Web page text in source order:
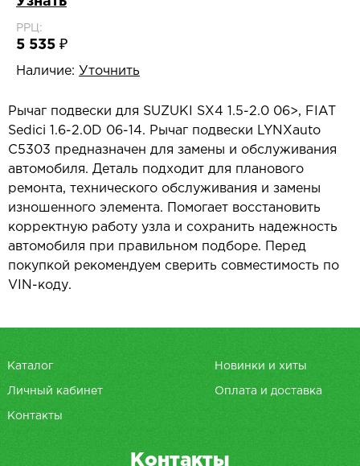
РРЦ:
5 535 ₽
Наличие: Уточнить
Рычаг подвески для SUZUKI SX4 1.5-2.0 06>, FIAT
Sedici 1.6-2.0D 06-14. Рычаг подвески LYNXauto
C5303 предназначен для замены и обслуживания
автомобиля. Деталь подходит для планового
ремонта, технического обслуживания и замены
изношенного элемента. Помогает восстановить
корректную работу узла и сохранить надежность
автомобиля при правильном подборе. Перед
покупкой рекомендуем сверить совместимость по
VIN-коду.
Каталог Новинки и хиты
Личный кабинет Оплата и доставка
Контакты
Контакты